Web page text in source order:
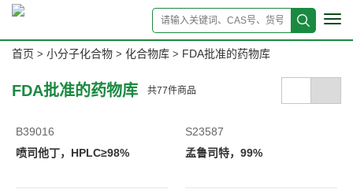
首页 > 小分子化合物 > 化合物库 > FDA批准的药物库
FDA批准的药物库 共77件商品
B39016
喷司他丁，HPLC≥98%
S23587
孟鲁司特，99%